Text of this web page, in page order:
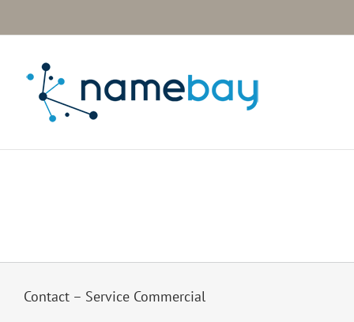
contenu
Contact – Service Commercial